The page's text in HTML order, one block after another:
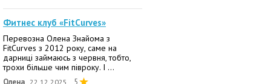
Фитнес клуб «FitCurves»
Перевозна Олена Знайома з
FitCurves з 2012 року, саме на
дарниці займаюсь з червня, тобто,
трохи більше чим півроку. І ...
22.12.2025